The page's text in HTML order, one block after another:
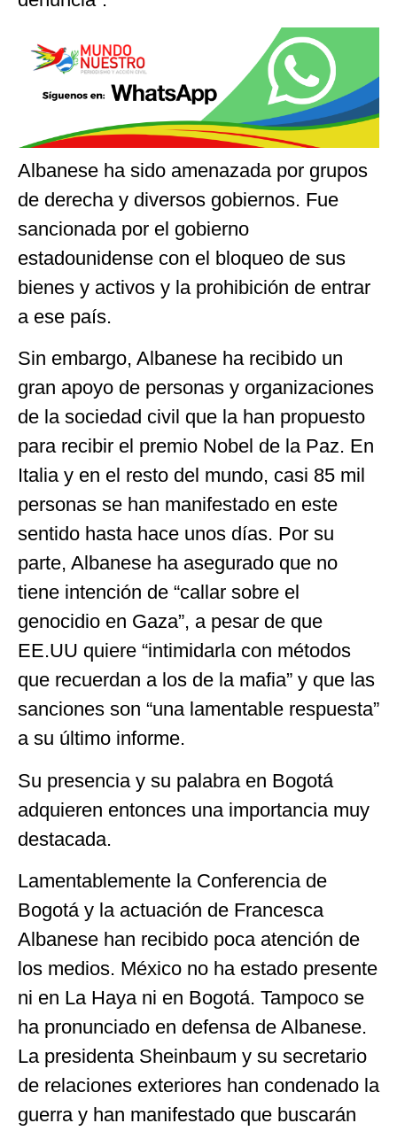
Albanese ha sido amenazada por grupos
de derecha y diversos gobiernos. Fue
sancionada por el gobierno
estadounidense con el bloqueo de sus
bienes y activos y la prohibición de entrar
a ese país.
Sin embargo, Albanese ha recibido un
gran apoyo de personas y organizaciones
de la sociedad civil que la han propuesto
para recibir el premio Nobel de la Paz. En
Italia y en el resto del mundo, casi 85 mil
personas se han manifestado en este
sentido hasta hace unos días. Por su
parte, Albanese ha asegurado que no
tiene intención de “callar sobre el
genocidio en Gaza”, a pesar de que
EE.UU quiere “intimidarla con métodos
que recuerdan a los de la mafia” y que las
sanciones son “una lamentable respuesta”
a su último informe.
Su presencia y su palabra en Bogotá
adquieren entonces una importancia muy
destacada.
Lamentablemente la Conferencia de
Bogotá y la actuación de Francesca
Albanese han recibido poca atención de
los medios. México no ha estado presente
ni en La Haya ni en Bogotá. Tampoco se
ha pronunciado en defensa de Albanese.
La presidenta Sheinbaum y su secretario
de relaciones exteriores han condenado la
guerra y han manifestado que buscarán